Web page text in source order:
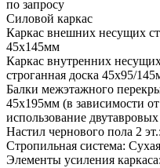
по запросу
Силовой каркас
Каркас внешних несущих
45х145мм
Каркас внутренних
строганная доска 45х95/
Балки межэтажного
45х195мм (в зависимости
использование
Настил чернового пола 2
Стропильная система:
Элементы усиления